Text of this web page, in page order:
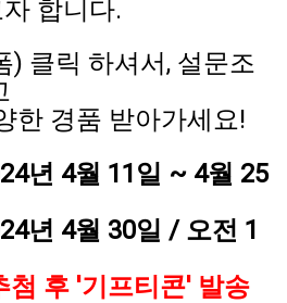
합니다.
) 클릭 하셔서, 설문조
한 경품 받아가세요!
년 4월 11일 ~ 4월 25
년 4월 30일 / 오전 1
첨 후 '기프티콘' 발송